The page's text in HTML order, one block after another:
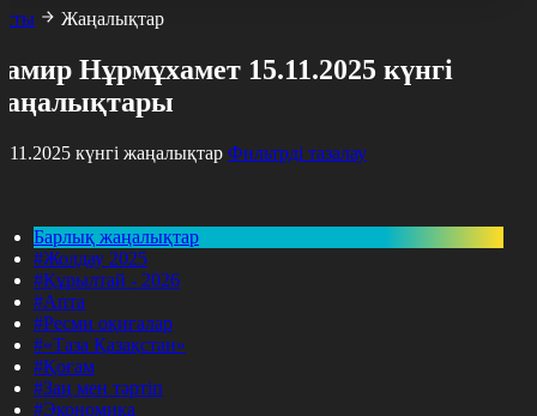
Жаңалықтар
Нұрмұхамет 15.11.2025 күнгі
күнгі жаңалықтар Фильтрді тазалау
Барлық жаңалықтар
#Жолдау 2025
#Құрылтай - 2026
#Апта
#Ресми оқиғалар
#«Таза Қазақстан»
#Қоғам
#Заң мен тәртіп
#Экономика